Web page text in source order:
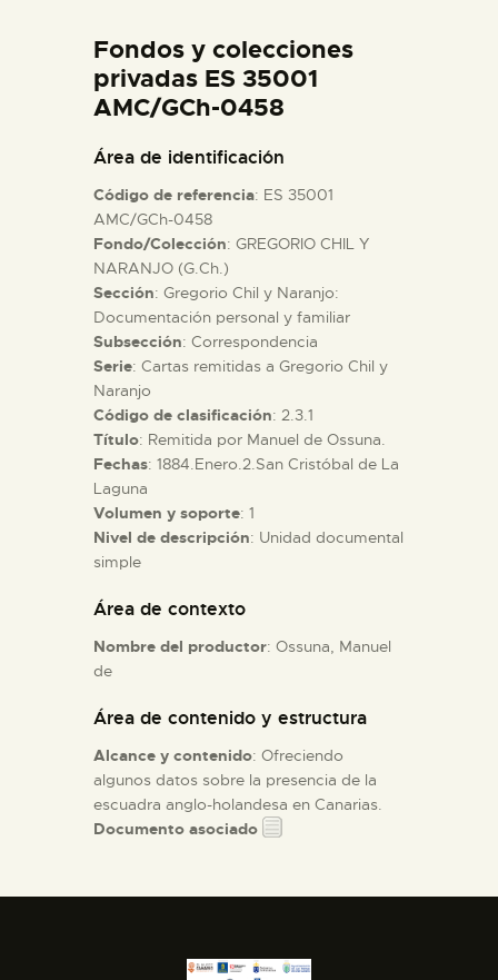
ESPAÑOL
ACTIVIDADES
█
EL MUSEO
COLECCIONES
DIDÁCTICA
ESPAÑOL
Fondos y colecciones
privadas ES 35001
AMC/GCh-0458
Área de identificación
Código de referencia: ES 35001
AMC/GCh-0458
Fondo/Colección: GREGORIO CHIL Y
NARANJO (G.Ch.)
Sección: Gregorio Chil y Naranjo:
Documentación personal y familiar
Subsección: Correspondencia
Serie: Cartas remitidas a Gregorio Chil y
Naranjo
Código de clasificación: 2.3.1
Título: Remitida por Manuel de Ossuna.
Fechas: 1884.Enero.2.San Cristóbal de La
Laguna
Volumen y soporte: 1
Nivel de descripción: Unidad documental
simple
Área de contexto
Nombre del productor: Ossuna, Manuel
de
Área de contenido y estructura
Alcance y contenido: Ofreciendo
algunos datos sobre la presencia de la
escuadra anglo-holandesa en Canarias.
Documento asociado